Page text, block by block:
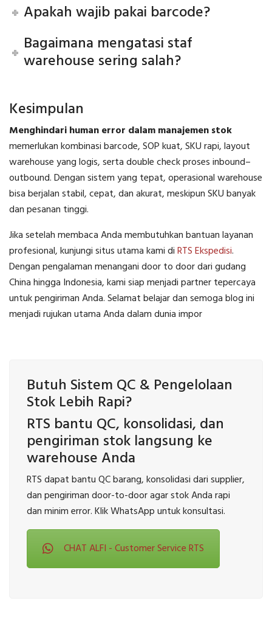
Apakah wajib pakai barcode?
Bagaimana mengatasi staf
warehouse sering salah?
Kesimpulan
Menghindari human error dalam manajemen stok
memerlukan kombinasi barcode, SOP kuat, SKU rapi, layout
warehouse yang logis, serta double check proses inbound–
outbound. Dengan sistem yang tepat, operasional warehouse
bisa berjalan stabil, cepat, dan akurat, meskipun SKU banyak
dan pesanan tinggi.
Jika setelah membaca Anda membutuhkan bantuan layanan
profesional, kunjungi situs utama kami diRTS Ekspedisi.
Dengan pengalaman menangani door to door dari gudang
China hingga Indonesia, kami siap menjadi partner tepercaya
untuk pengiriman Anda. Selamat belajar dan semoga blog ini
menjadi rujukan utama Anda dalam dunia impor
Butuh Sistem QC & Pengelolaan
Stok Lebih Rapi?
RTS bantu QC, konsolidasi, dan
pengiriman stok langsung ke
warehouse Anda
RTS dapat bantu QC barang, konsolidasi dari supplier,
dan pengiriman door-to-door agar stok Anda rapi
dan minim error. Klik WhatsApp untuk konsultasi.
CHAT ALFI - Customer Service RTS